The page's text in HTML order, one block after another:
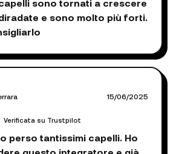
sono tornati a crescere
e sono molto più forti.
15/06/2025
Verificata su Trustpilot
perso tantissimi capelli. Ho